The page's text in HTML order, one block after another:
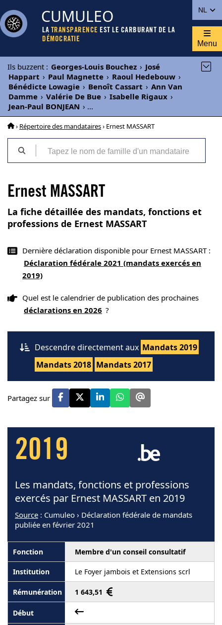
NL
CUMULEO
LA TRANSPARENCE EST LE CARBURANT DE LA
DÉMOCRATIE
Menu
Ils buzzent : Georges-Louis Bouchez › José
Happart › Paul Magnette › Raoul Hedebouw ›
Bénédicte Lowagie › Benoît Cassart › Ann Van
Damme › Valérie De Bue › Isabelle Rigaux ›
Jean-Paul BONJEAN › ...
› Répertoire des mandataires› Ernest MASSART
Ernest MASSART
La fiche détaillée des mandats, fonctions et
professions de Ernest MASSART
Dernière déclaration disponible pour Ernest MASSART :
Déclaration fédérale 2021 (mandats exercés en
2019)
Quel est le calendrier de publication des prochaines
déclarations en 2026 ?
Descendre directement aux Mandats 2019
Mandats 2018 Mandats 2017
Partagez sur
2019
Les mandats, fonctions et professions
exercés par Ernest MASSART en 2019
Source : Cumuleo › Déclaration fédérale de mandats
publiée en février 2021
Membre d'un conseil consultatif
Le Foyer jambois et Extensions scrl
1 643,51